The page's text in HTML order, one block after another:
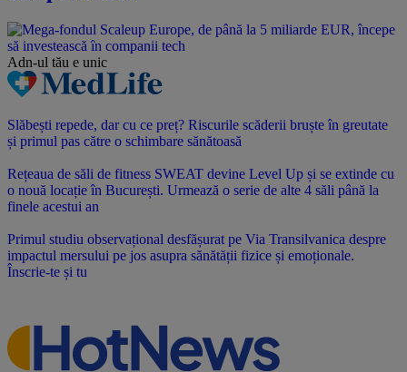
Adn-ul tău e unic
Slăbești repede, dar cu ce preț? Riscurile scăderii bruște în greutate
și primul pas către o schimbare sănătoasă
Rețeaua de săli de fitness SWEAT devine Level Up și se extinde cu
o nouă locație în București. Urmează o serie de alte 4 săli până la
finele acestui an
Primul studiu observațional desfășurat pe Via Transilvanica despre
impactul mersului pe jos asupra sănătății fizice și emoționale.
Înscrie-te și tu